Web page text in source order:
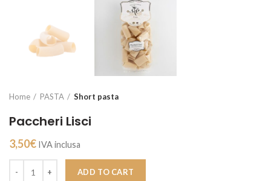
Home PASTA Short pasta
Paccheri Lisci
3,50€ IVA inclusa
ADD TO CART